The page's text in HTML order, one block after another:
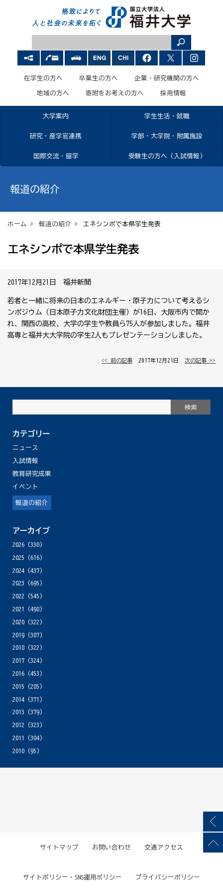
在学生の方へ 卒業生の方へ 企業・研究機関の方へ
地域の方へ 寄附をお考えの方へ 採用情報
大学案内 学生生活・就職
研究・産学官連携 学部・大学院・附属施設
国際交流・留学 受験生の方へ（入試情報）
報道の紹介
ホーム > 報道の紹介 > エネシンポで本県学生発表
エネシンポで本県学生発表
2017年12月21日 福井新聞
若者と一緒に将来の日本のエネルギー・原子力について考えるシ
ンポジウム（日本原子力文化財団主催）が16日、大阪市内で開か
れ、関西の高校、大学の学生や教員ら75人が参加しました。福井
高専と福井大大学院の学生2人もプレゼンテーションしました。
<< 前の記事 │ 2017年12月21日 │次の記事 >>
カテゴリー
ニュース
入試情報
教育研究成果
イベント
報道の紹介
アーカイブ
2026(330)
2025 (616)
2024(437)
2023 (695)
2022 (545)
2021
(498)
2020(322)
2019(387)
2018(322)
2017(324)
2016(453)
2015 (285)
2014(371)
2013 (379)
2012 (323)
2011
(304)
2010(95)
サイトマップ お問い合わせ 交通アクセス
サイトポリシー・SNS運用ポリシー プライバシーポリシー